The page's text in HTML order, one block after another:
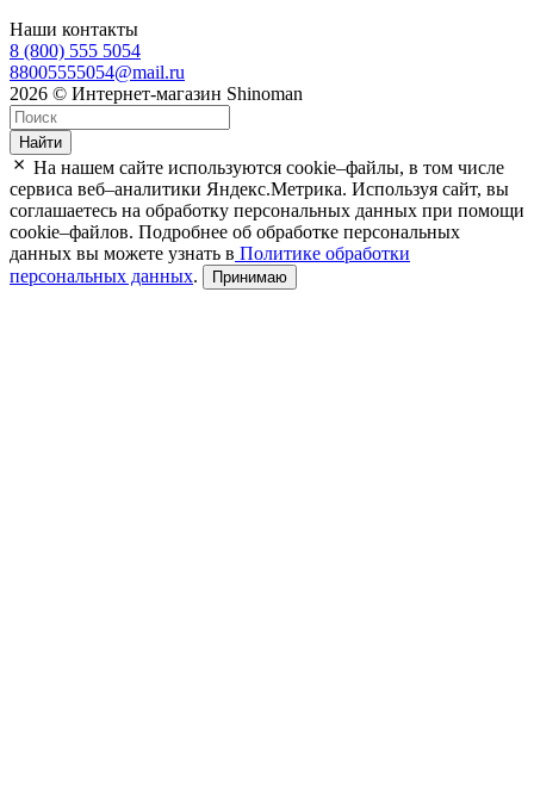
Наши контакты
8 (800) 555 5054
88005555054@mail.ru
2026 © Интернет-магазин Shinoman
Найти
На нашем сайте используются cookie–файлы, в том числе
сервиса веб–аналитики Яндекс.Метрика. Используя сайт, вы
соглашаетесь на обработку персональных данных при помощи
cookie–файлов. Подробнее об обработке персональных
данных вы можете узнать в Политике обработки
персональных данных. Принимаю